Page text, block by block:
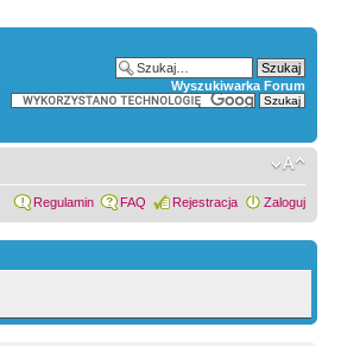
Wyszukiwarka Forum
Regulamin FAQ Rejestracja Zaloguj